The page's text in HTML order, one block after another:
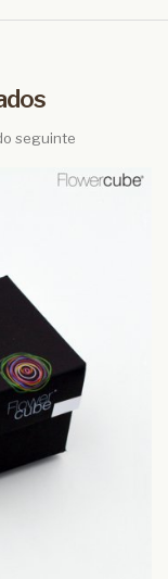
seguinte